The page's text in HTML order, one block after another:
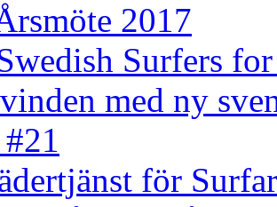
2017
Surfers
med ny
för